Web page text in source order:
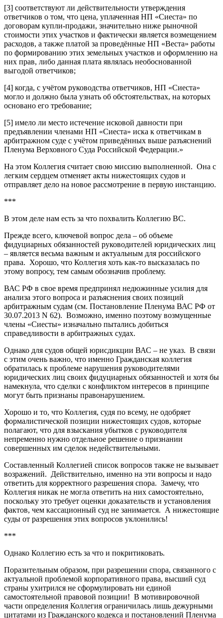
[3] соответствуют ли действительности утверждения
ответчиков о том, что цена, уплаченная НП «Сиеста» по
договорам купли-продажи, значительно ниже рыночной
стоимости этих участков и фактически является возмещением
расходов, а также платой за проведённые НП «Веста» работы
по формированию этих земельных участков и оформлению на
них прав, либо данная плата являлась необоснованной
выгодой ответчиков;
[4] когда, с учётом руководства ответчиков, НП «Сиеста»
могло и должно была узнать об обстоятельствах, на которых
основано его требование;
[5] имело ли место истечение исковой давности при
предъявлении членами НП «Сиеста» иска к ответчикам в
арбитражном суде с учётом приведённых выше разъяснений
Пленума Верховного Суда Российской Федерации.»
На этом Коллегия считает свою миссию выполненной. Она с
легким сердцем отменяет акты нижестоящих судов и
отправляет дело на новое рассмотрение в первую инстанцию.
***
В этом деле нам есть за что похвалить Коллегию ВС.
Прежде всего, ключевой вопрос дела – об объеме
фидуциарных обязанностей руководителей юридических лиц
– является весьма важным и актуальным для российского
права. Хорошо, что Коллегия хоть как-то высказалась по
этому вопросу, тем самым обозначив проблему.
ВАС РФ в свое время предпринял недюжинные усилия для
анализа этого вопроса и разъяснения своих позиций
арбитражным судам (см. Постановление Пленума ВАС РФ от
30.07.2013 N 62). Возможно, именно поэтому возмущенные
члены «Сиесты» изначально пытались добиться
справедливости в арбитражных судах.
Однако для судов общей юрисдикции ВАС – не указ. В связи
с этим очень важно, что именно Гражданская коллегия
обратилась к проблеме нарушения руководителями
юридических лиц своих фидуциарных обязанностей и хотя бы
намекнула, что сделки с конфликтом интересов в принципе
могут быть признаны правонарушением.
Хорошо и то, что Коллегия, судя по всему, не одобряет
формалистической позиции нижестоящих судов, которые
полагают, что для взыскания убытков с руководителя
непременно нужно отдельное решение о признании
совершенных им сделок недействительными.
Составленный Коллегией список вопросов также не вызывает
возражений. Действительно, именно на эти вопросы и надо
ответить для корректного разрешения спора. Замечу, что
Коллегия никак не могла ответить на них самостоятельно,
поскольку это требует оценки доказательств и установления
фактов, чем кассационный суд не занимается. А нижестоящие
суды от разрешения этих вопросов уклонились!
***
Однако Коллегию есть за что и покритиковать.
Поразительным образом, при разрешении спора, связанного с
актуальной проблемой корпоративного права, высший суд
страны ухитрился не сформулировать ни единой
самостоятельной правовой позиции! В мотивировочной
части определения Коллегия ограничилась лишь дежурными
цитатами из Гражданского кодекса и постановлений Пленума